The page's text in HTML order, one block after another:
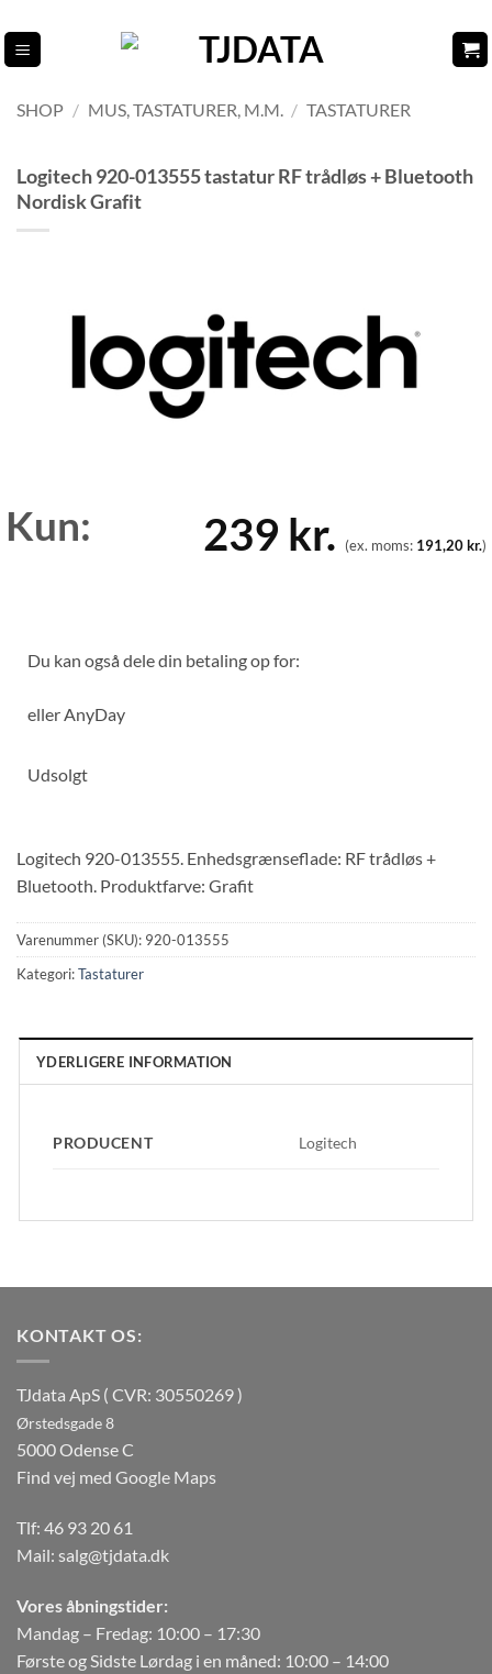
til
indhold
SHOP / MUS, TASTATURER, M.M. / TASTATURER
Logitech 920-013555 tastatur RF trådløs + Bluetooth
Nordisk Grafit
Kun: 239 kr. (ex. moms: 191,20kr.)
Du kan også dele din betaling op for:
ellerAnyDay
Udsolgt
Logitech 920-013555. Enhedsgrænseflade: RF trådløs +
Bluetooth. Produktfarve: Grafit
Varenummer (SKU): 920-013555
Kategori:Tastaturer
YDERLIGERE INFORMATION
PRODUCENT Logitech
KONTAKT OS:
TJdata ApS ( CVR: 30550269 )
Ørstedsgade 8
5000 Odense C
Find vej med Google Maps
Tlf: 46 93 20 61
Mail: salg@tjdata.dk
Vores åbningstider:
Mandag – Fredag: 10:00 – 17:30
Første og Sidste Lørdag i en måned: 10:00 – 14:00